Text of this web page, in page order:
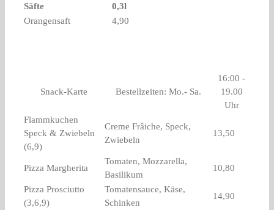
Säfte
0,3l
Orangensaft
4,90
Snack-Karte Bestellzeiten: Mo.- Sa.
16:00 -
19.00
Uhr
Flammkuchen
Speck & Zwiebeln
(6,9)
Creme Frâiche, Speck,
Zwiebeln
13,50
Pizza Margherita
Tomaten, Mozzarella,
Basilikum
10,80
Pizza Prosciutto
(3,6,9)
Tomatensauce, Käse,
Schinken
14,90